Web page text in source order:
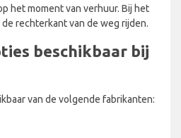
het moment van verhuur. Bij het
rechterkant van de weg rijden.
beschikbaar bij
van de volgende fabrikanten: